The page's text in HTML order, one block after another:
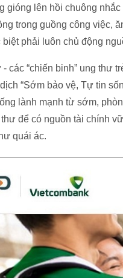
gióng lên hồi chuông
trong guồng công việc,
biệt phải luôn chủ động
các “chiến binh” ung thư
“Sớm bảo vệ, Tự tin
lành mạnh từ sớm,
để có nguồn tài chính
quái ác.